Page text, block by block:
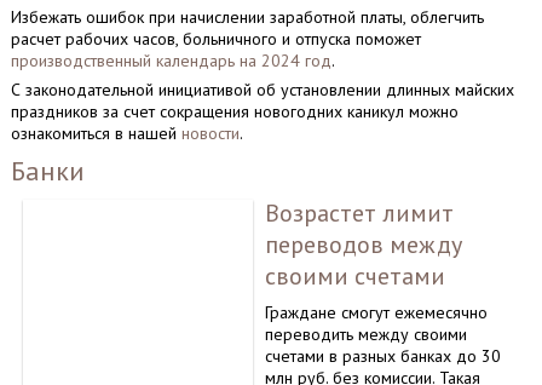
Избежать ошибок при начислении заработной платы, облегчить
расчет рабочих часов, больничного и отпуска поможет
производственный календарь на 2024 год.
С законодательной инициативой об установлении длинных майских
праздников за счет сокращения новогодних каникул можно
ознакомиться в нашей новости.
Банки
Возрастет лимит
переводов между
своими счетами
Граждане смогут ежемесячно
переводить между своими
счетами в разных банках до 30
млн руб. без комиссии. Такая